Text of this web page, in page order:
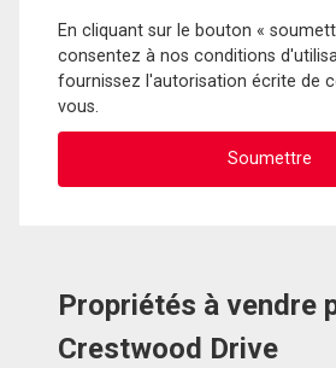
En cliquant sur le bouton «
consentez à nos conditions
fournissez l'autorisation écrite de
vous.
Propriétés à vendre
Crestwood Drive